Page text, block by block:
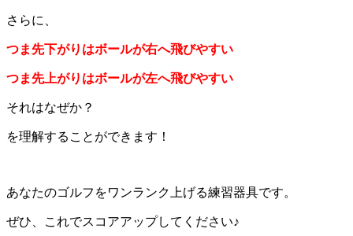
さらに、
つま先下がりはボールが右へ飛びやすい
つま先上がりはボールが左へ飛びやすい
それはなぜか？
を理解することができます！
あなたのゴルフをワンランク上げる練習器具です。
ぜひ、これでスコアアップしてください♪